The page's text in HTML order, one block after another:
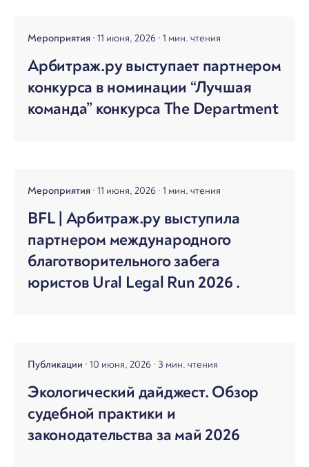
Мероприятия 11 июня, 2026 1 мин. чтения
Арбитраж.ру выступает партнером
конкурса в номинации “Лучшая
команда” конкурса The Department
Мероприятия 11 июня, 2026 1 мин. чтения
BFL | Арбитраж.ру выступила
партнером международного
благотворительного забега
юристов Ural Legal Run 2026 .
Публикации 10 июня, 2026 3 мин. чтения
Экологический дайджест. Обзор
судебной практики и
законодательства за май 2026